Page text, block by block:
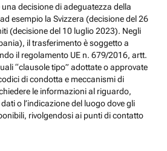
decisione di adeguatezza della
esempio la Svizzera (decisione del 26
(decisione del 10 luglio 2023). Negli
il trasferimento è soggetto a
il regolamento UE n. 679/2016, artt.
“clausole tipo” adottate o approvate
di condotta e meccanismi di
le informazioni al riguardo,
o l’indicazione del luogo dove gli
rivolgendosi ai punti di contatto